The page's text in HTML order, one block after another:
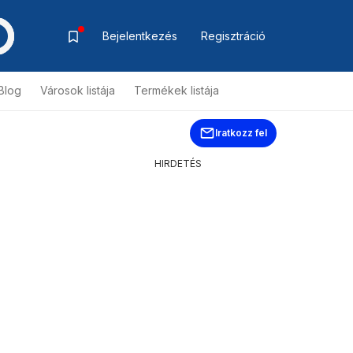
Bejelentkezés Regisztráció
Városok listája Termékek listája
Iratkozz fel
HIRDETÉS